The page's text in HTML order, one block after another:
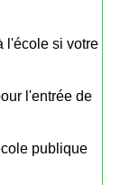
l'école si votre
l'entrée de
publique